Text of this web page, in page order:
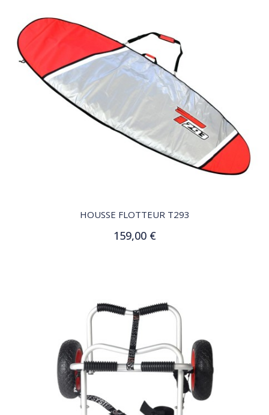
HOUSSE FLOTTEUR T293
159,00 €
Ajouter au panier